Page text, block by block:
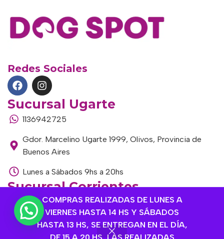
COMPRAS REALIZADAS DE LUNES A
VIERNES HASTA 14 HS Y SÁBADOS
HASTA 13 HS, SE ENTREGAN EN EL DÍA,
Redes Sociales
Sucursal Ugarte
1136942725
Gdor. Marcelino Ugarte 1999, Olivos, Provincia de
Buenos Aires
Lunes a Sábados 9hs a 20hs
Sucursal Corrientes
1145306985
Corrientes 1464, Olivos, Provincia de Buenos Aires